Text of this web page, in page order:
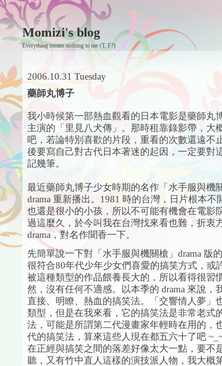
Momizi's blog
Everything means nothing to me (T, F?)
2006.10.31 Tuesday
藥師丸博子
我小時候第一部熱血觀看的日本電影是藥師丸
主演的「里見八犬傳」。那時租靠錄影帶，大
吧，若論特別喜歡的片段，重看的次數還遠不
後要寫自己對古代日本著迷的起因，一定要對
記幾筆。
最近藥師丸博子少女時期的名作「水手服與機
drama 重新播出。1981 時的台灣，日片根本不
也還是很小的小孩，所以不可能有機會在電影
過這麼久，於今叫我在台灣找來看也難，折衷
drama，對名作聞香一下。
先簡單說一下對「水手服與機關槍」drama 版
很符合80年代少年少女們喜愛的搞笑方式，或
被這種類型的作品餵養長大的，所以看得很習
然，沒有任何不適感。以本季的 drama 來說，
直接、明瞭、熱血的搞笑法。「交響情人夢」
類型，但是在我來看，它的搞笑法是非常老式
法，可能是所謂第二代漫畫家年輕時在用的，
代的搞笑法，算來這些人現在都五六十了吧
在正經與搞笑之間的落差好像太大一點，要不
聽，又有竹中直人這樣的演技派人物，我大概